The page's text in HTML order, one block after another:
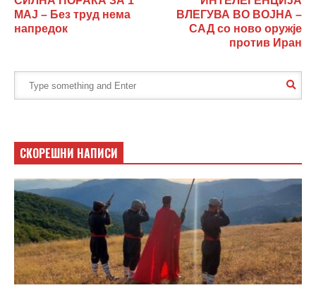
МАЈ – Без труд нема
напредок
ВЛЕГУВА ВО ВОЈНА –
САД со ново оружје
против Иран
СКОРЕШНИ НАПИСИ